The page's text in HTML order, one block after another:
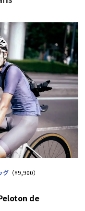
グ（¥9,900）
de